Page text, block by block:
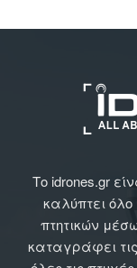
Το idrones.gr
καλύπτει
πτητικών
καταγράφει